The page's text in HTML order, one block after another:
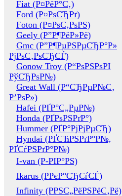
Fiat (Р¤РёР°С‚)
Ford (Р¤РѕСЂРґ)
Foton (Р¤РѕС‚РѕРЅ)
Geely (Р”Р¶РёР»Рё)
Gmc (Р”Р¶РµРЅРµСЂР°Р»
РјРѕС‚РѕСЂСЃ)
Gonow Troy (Р“РѕРЅРѕРІ
РўСЂРѕР№)
Great Wall (Р“СЂРµР№С‚
Р’РѕР»)
Hafei (РҐР°С„РµР№)
Honda (РҐРѕРЅРґР°)
Hummer (РҐР°РјРјРµСЂ)
Hyndai (РҐСЋРЅРґР°Р№,
РҐСѓРЅРґР°Р№)
I-van (Р-РІР°РЅ)
Ikarus (РРєР°СЂСѓСЃ)
Infinity (РРЅС„РёРЅРёС‚Рё)